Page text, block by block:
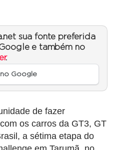
sua fonte preferida
e também no
.
Google
de fazer
os carros da GT3, GT
a sétima etapa do